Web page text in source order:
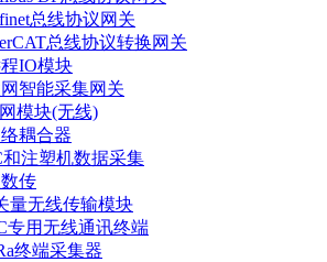
总线协议网关
总线协议转换网关
IO模块
智能采集网关
模块(无线)
耦合器
注塑机数据采集
传
量无线传输模块
专用无线通讯终端
终端采集器